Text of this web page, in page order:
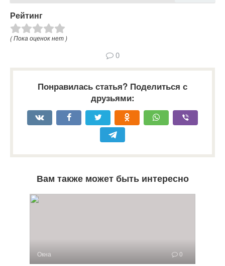
Рейтинг
( Пока оценок нет )
0
Понравилась статья? Поделиться с
друзьями:
Вам также может быть интересно
Окна 0